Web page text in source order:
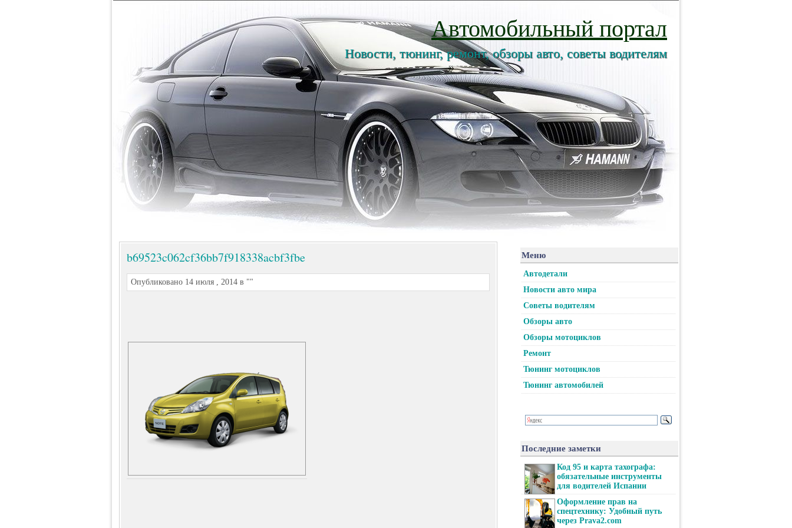
Автомобильный портал
Новости, тюнинг, ремонт, обзоры авто, советы водителям
b69523c062cf36bb7f918338acbf3fbe
Опубликовано 14 июля , 2014 в ""
Меню
Автодетали
Новости авто мира
Советы водителям
Обзоры авто
Обзоры мотоциклов
Ремонт
Тюнинг мотоциклов
Тюнинг автомобилей
Последние заметки
Код 95 и карта тахографа:
обязательные инструменты
для водителей Испании
Оформление прав на
спецтехнику: Удобный путь
через Prava2.com